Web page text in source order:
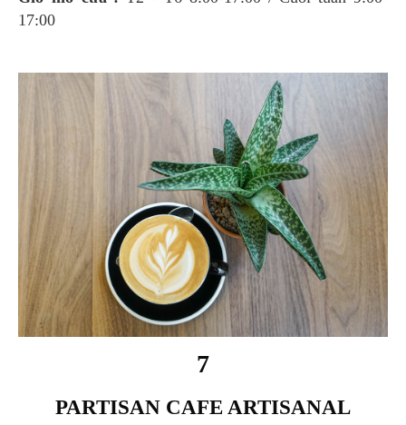
17:00
7
PARTISAN CAFE ARTISANAL